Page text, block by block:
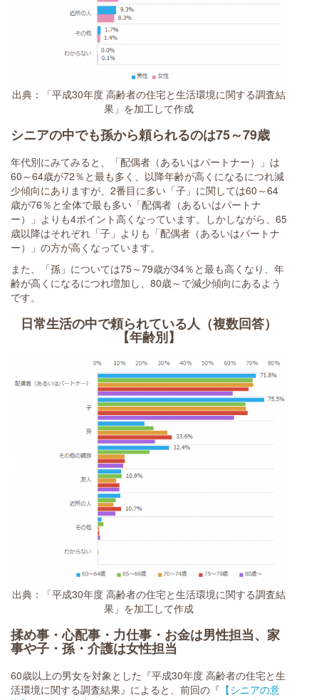
出典：「平成30年度 高齢者の住宅と生活環境に関する調査結
果」を加工して作成
シニアの中でも孫から頼られるのは75～79歳
年代別にみてみると、「配偶者（あるいはパートナー）」は
60～64歳が72％と最も多く、以降年齢が高くになるにつれ減
少傾向にありますが、2番目に多い「子」に関しては60～64
歳が76％と全体で最も多い「配偶者（あるいはパートナ
ー）」よりも4ポイント高くなっています。しかしながら、65
歳以降はそれぞれ「子」よりも「配偶者（あるいはパートナ
ー）」の方が高くなっています。
また、「孫」については75～79歳が34％と最も高くなり、年
齢が高くになるにつれ増加し、80歳～で減少傾向にあるよう
です。
日常生活の中で頼られている人（複数回答）
【年齢別】
出典：「平成30年度 高齢者の住宅と生活環境に関する調査結
果」を加工して作成
揉め事・心配事・力仕事・お金は男性担当、家
事や子・孫・介護は女性担当
60歳以上の男女を対象とした『平成30年度 高齢者の住宅と生
活環境に関する調査結果』によると、前回の『 【シニアの意